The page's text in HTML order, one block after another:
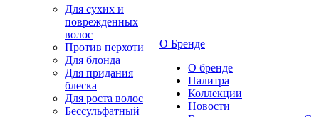
Для сухих и
поврежденных
волос
Против перхоти
Для блонда
Для придания
блеска
Для роста волос
Бессульфатный
О Бренде
О бренде
Палитра
Коллекции
Новости